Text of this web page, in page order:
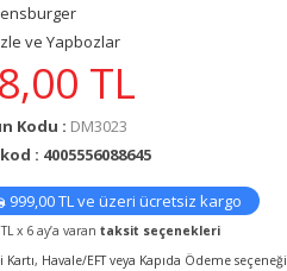
ve Yapbozlar
TL
Kodu : DM3023
: 4005556088645
999,00 TL ve üzeri ücretsiz kargo
x 6 ay’a varan taksit seçenekleri
Kartı, Havale/EFT veya Kapıda Ödeme seçeneği